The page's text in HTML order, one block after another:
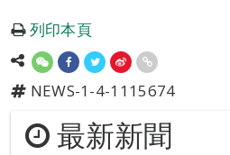
列印本頁
NEWS-1-4-1115674
最新新聞